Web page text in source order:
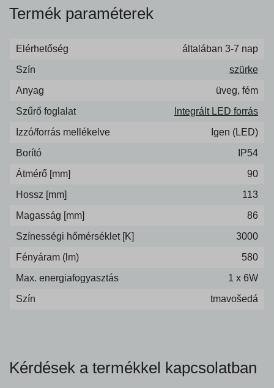
Termék paraméterek
Elérhetőség
általában 3-7 nap
Szín
szürke
Anyag
üveg, fém
Szűrő foglalat
Integrált LED forrás
Izzó/forrás mellékelve
Igen (LED)
Borító
IP54
Átmérő [mm]
90
Hossz [mm]
113
Magasság [mm]
86
Színességi hőmérséklet [K]
3000
Fényáram (lm)
580
Max. energiafogyasztás
1 x 6W
Szín
tmavošedá
Kérdések a termékkel kapcsolatban